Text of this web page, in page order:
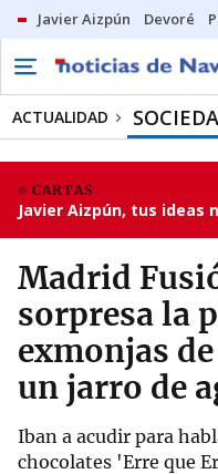
Javier Aizpún Devoré
ACTUALIDAD
CARTAS
Javier Aizpún, tus ideas
Madrid
sorpresa la
exmonjas
un jarro de
Iban a acudir para
chocolates 'Erre que